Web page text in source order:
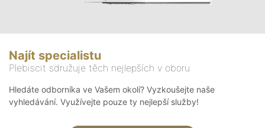
Najít specialistu
Plebiscit sdružuje těch nejlepších v oboru
Hledáte odborníka ve Vašem okolí? Vyzkoušejte naše
vyhledávání. Využívejte pouze ty nejlepší služby!